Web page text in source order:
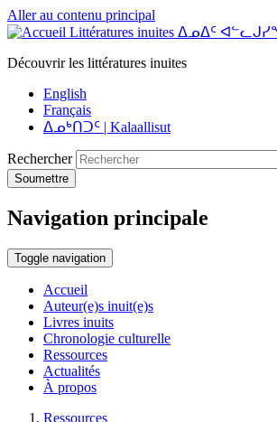
Aller au contenu principal
Littératures inuites ᐃᓄᐃᑦ
Découvrir les littératures inuites
English
Français
ᐃᓄᒃᑎᑐᑦ | Kalaallisut
Rechercher
Soumettre
Navigation principale
Toggle navigation
Accueil
Auteur(e)s inuit(e)s
Livres inuits
Chronologie culturelle
Ressources
Actualités
À propos
Ressources